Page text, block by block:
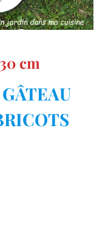
cm